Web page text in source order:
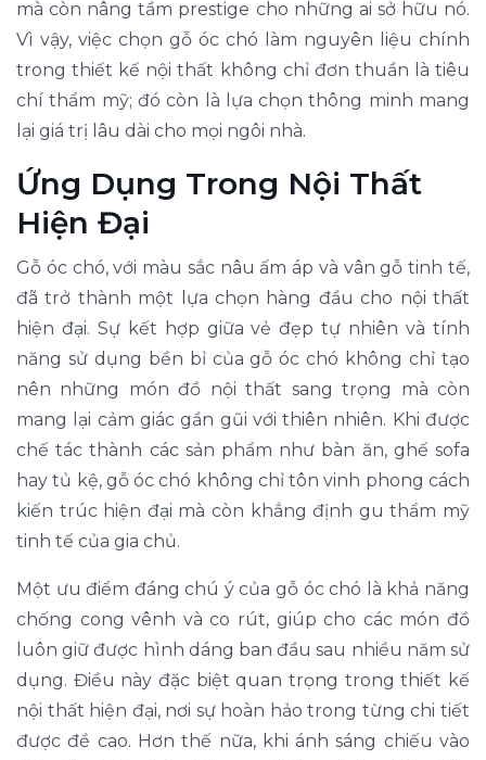
mà còn nâng tầm prestige cho những ai sở hữu nó.
Vì vậy, việc chọn gỗ óc chó làm nguyên liệu chính
trong thiết kế nội thất không chỉ đơn thuần là tiêu
chí thẩm mỹ; đó còn là lựa chọn thông minh mang
lại giá trị lâu dài cho mọi ngôi nhà.
Ứng Dụng Trong Nội Thất
Hiện Đại
Gỗ óc chó, với màu sắc nâu ấm áp và vân gỗ tinh tế,
đã trở thành một lựa chọn hàng đầu cho nội thất
hiện đại. Sự kết hợp giữa vẻ đẹp tự nhiên và tính
năng sử dụng bền bỉ của gỗ óc chó không chỉ tạo
nên những món đồ nội thất sang trọng mà còn
mang lại cảm giác gần gũi với thiên nhiên. Khi được
chế tác thành các sản phẩm như bàn ăn, ghế sofa
hay tủ kệ, gỗ óc chó không chỉ tôn vinh phong cách
kiến trúc hiện đại mà còn khẳng định gu thẩm mỹ
tinh tế của gia chủ.
Một ưu điểm đáng chú ý của gỗ óc chó là khả năng
chống cong vênh và co rút, giúp cho các món đồ
luôn giữ được hình dáng ban đầu sau nhiều năm sử
dụng. Điều này đặc biệt quan trọng trong thiết kế
nội thất hiện đại, nơi sự hoàn hảo trong từng chi tiết
được đề cao. Hơn thế nữa, khi ánh sáng chiếu vào